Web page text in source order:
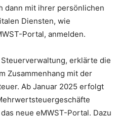
dann mit ihrer persönlichen
Diensten, wie
Portal, anmelden.
erklärte die
Zusammenhang mit der
Ab Januar 2025 erfolgt
neue eMWST-Portal. Dazu